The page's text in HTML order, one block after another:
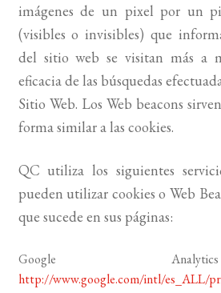
imágenes de un pixel por un
(visibles o invisibles) que
del sitio web se visitan más a
eficacia de las búsquedas
Sitio Web. Los Web beacons
forma similar a las cookies.
QC utiliza los siguientes
pueden utilizar cookies o Web
que sucede en sus páginas:
Google
http://www.google.com/intl/es_ALL/